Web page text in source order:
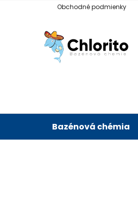
Obchodné podmienky
Bazénová chémia